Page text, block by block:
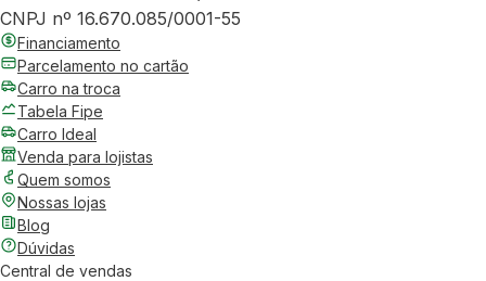
CNPJ nº 16.670.085/0001-55
Financiamento
Parcelamento no cartão
Carro na troca
Tabela Fipe
Carro Ideal
Venda para lojistas
Quem somos
Nossas lojas
Blog
Dúvidas
Central de vendas